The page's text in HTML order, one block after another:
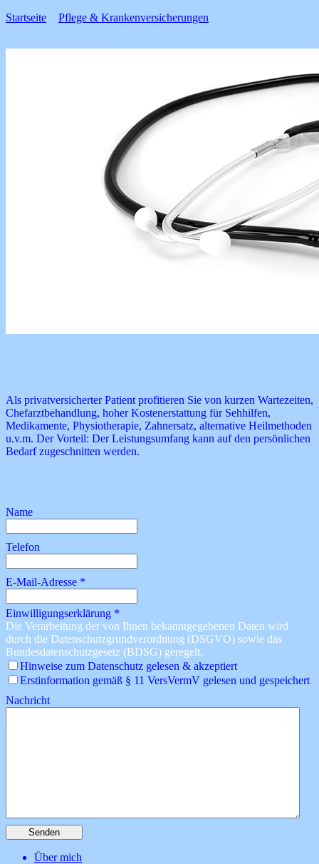
Startseite
Pflege & Krankenversicherungen
Als privatversicherter Patient profitieren Sie von kurzen Wartezeiten,
Chefarztbehandlung, hoher Kostenerstattung für Sehhilfen,
Medikamente, Physiotherapie, Zahnersatz, alternative Heilmethoden
u.v.m. Der Vorteil: Der Leistungsumfang kann auf den persönlichen
Bedarf zugeschnitten werden.
Name
Telefon
E-Mail-Adresse *
Einwilligungserklärung *
Die Verarbeitung der von Ihnen bekanntgegebenen Daten wird
durch die Datenschutzgrundverordnung (DSGVO) sowie das
Bundesdatenschutzgesetz (BDSG) geregelt.
Hinweise zum Datenschutz gelesen & akzeptiert
Erstinformation gemäß § 11 VersVermV gelesen und gespeichert
Nachricht
Senden
Über mich